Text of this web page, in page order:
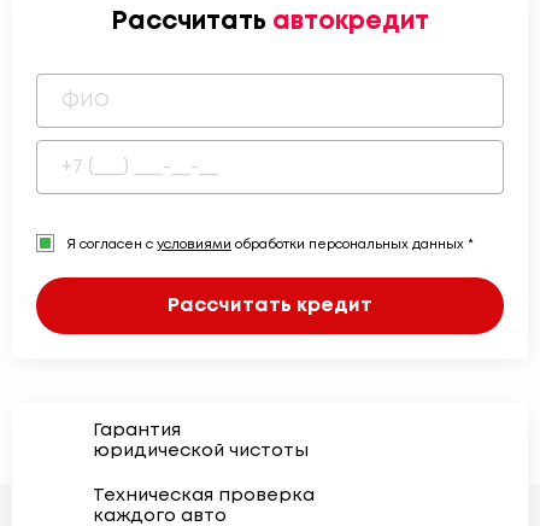
Рассчитать автокредит
Я согласен с условиями обработки персональных данных *
Рассчитать кредит
Гарантия
юридической чистоты
Техническая проверка
каждого авто